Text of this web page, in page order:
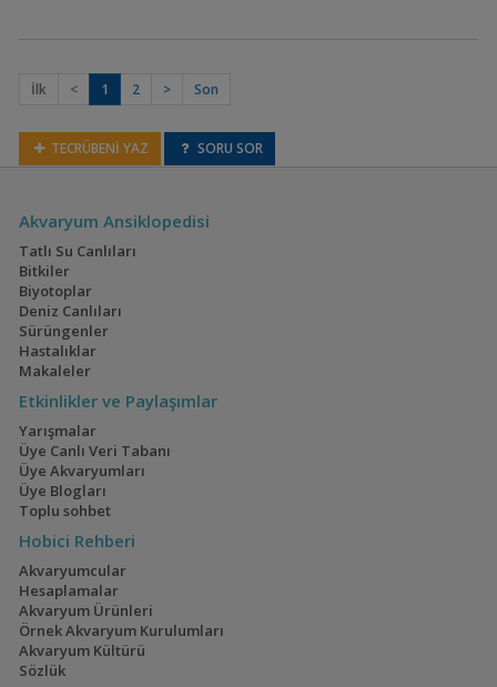
Apistogramma
İlk < 1 2 > Son
TECRÜBENİ YAZ SORU SOR
Akvaryum Ansiklopedisi
Tatlı Su Canlıları
Bitkiler
Biyotoplar
Deniz Canlıları
Sürüngenler
Hastalıklar
Makaleler
Etkinlikler ve Paylaşımlar
Yarışmalar
Üye Canlı Veri Tabanı
Üye Akvaryumları
Üye Blogları
Toplu sohbet
Hobici Rehberi
Akvaryumcular
Hesaplamalar
Akvaryum Ürünleri
Örnek Akvaryum Kurulumları
Akvaryum Kültürü
Sözlük